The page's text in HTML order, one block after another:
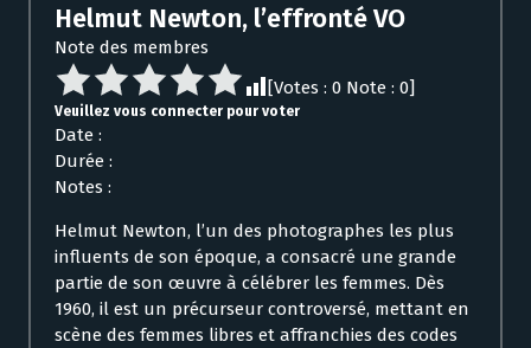
Helmut Newton, l’effronté VO
Note des membres
[Votes : 0 Note : 0]
Veuillez vous connecter pour voter
Date :
Durée :
Notes :
Helmut Newton, l’un des photographes les plus
influents de son époque, a consacré une grande
partie de son œuvre à célébrer les femmes. Dès
1960, il est un précurseur controversé, mettant en
scène des femmes libres et affranchies des codes